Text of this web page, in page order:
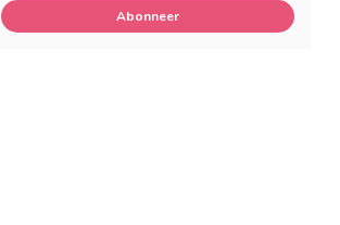
Abonneer